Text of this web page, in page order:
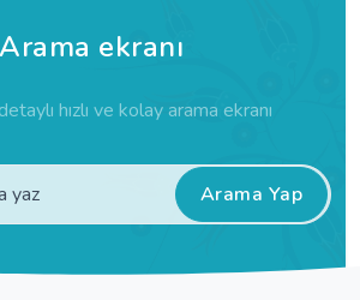
Arama ekranı
hızlı ve kolay arama ekranı
Arama Yap